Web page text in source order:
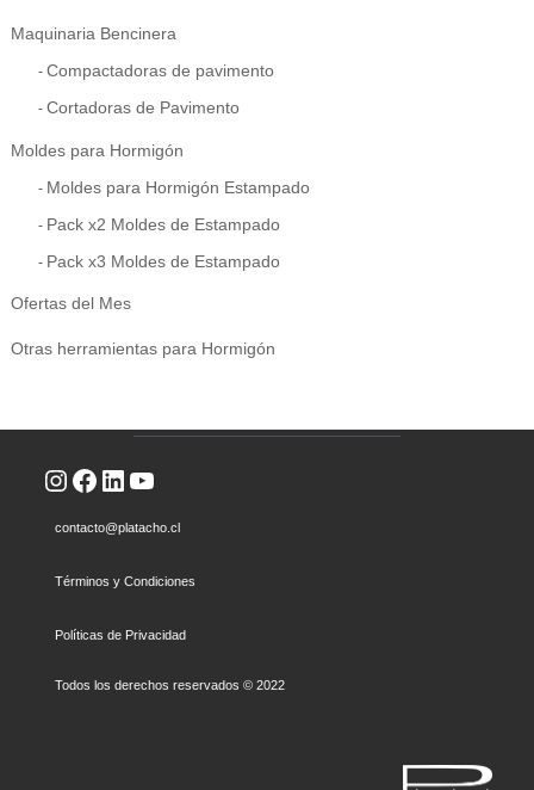
Maquinaria Bencinera
Compactadoras de pavimento
Cortadoras de Pavimento
Moldes para Hormigón
Moldes para Hormigón Estampado
Pack x2 Moldes de Estampado
Pack x3 Moldes de Estampado
Ofertas del Mes
Otras herramientas para Hormigón
Instagram
Facebook
LinkedIn
YouTube
contacto@platacho.cl
Términos y Condiciones
Políticas de Privacidad
Todos los derechos reservados © 2022